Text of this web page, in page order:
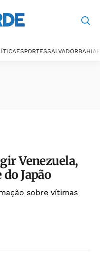
ESPORTESSALVADORBAHIA
Venezuela,
Japão
sobre vítimas